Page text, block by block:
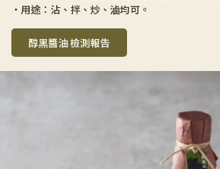
•用途：沾、拌、炒、滷均可。
醇黑醬油 檢測報告